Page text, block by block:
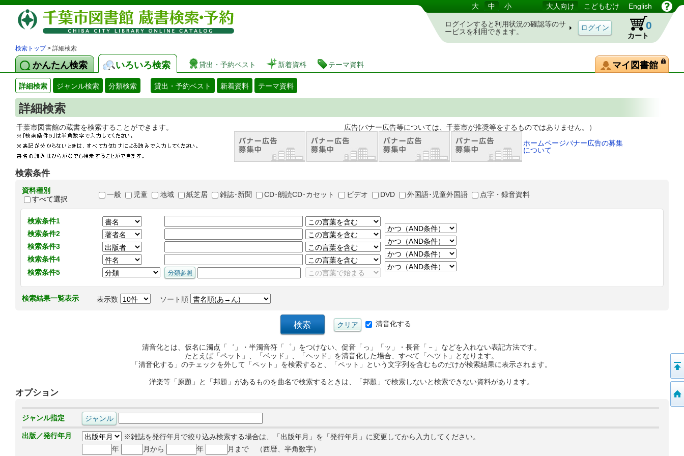
図書館 蔵書検索・予約システム 大 中 小 大人向け こどもむけ English
ログインすると利用状況の確認等のサ
ービスを利用できます。
カート
0
検索トップ> 詳細検索
かんたん検索 いろいろ検索 貸出・予約ベスト 新着資料 テーマ資料 マイ図書館
詳細検索 ジャンル検索 分類検索 貸出・予約ベスト 新着資料 テーマ資料
詳細検索
千葉市図書館の蔵書を検索することができます。 広告(バナー広告等については、千葉市が推奨等をするものではありません。）
ホームページバナー広告の募集
について
検索条件
資料種別
すべて選択
一般 児童 地域 紙芝居 雑誌･新聞 CD･朗読CD･カセット ビデオ DVD 外国語･児童外国語 点字・録音資料
検索条件1
検索条件2
検索条件3
検索条件4
検索条件5
検索結果一覧表示 表示数 ソート順
清音化する
清音化とは、仮名に濁点「゛」・半濁音符「゜」をつけない、促音「っ」「ッ」・長音「－」などを入れない表記方法です。
たとえば「ペット」、「ベッド」、「ヘッド」を清音化した場合、すべて「ヘツト」となります。
「清音化する」のチェックを外して「ペット」を検索すると、「ペット」という文字列を含むものだけが検索結果に表示されます。
洋楽等「原題」と「邦題」があるものを曲名で検索するときは、「邦題」で検索しないと検索できない資料があります。
オプション
ジャンル指定
出版／発行年月
※雑誌を発行年月で絞り込み検索する場合は、「出版年月」を「発行年月」に変更してから入力してください。
年
月から 年 月まで （西暦、半角数字）